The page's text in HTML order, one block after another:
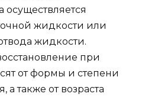
осуществляется
жидкости или
жидкости.
при
от формы и степени
а также от возраста